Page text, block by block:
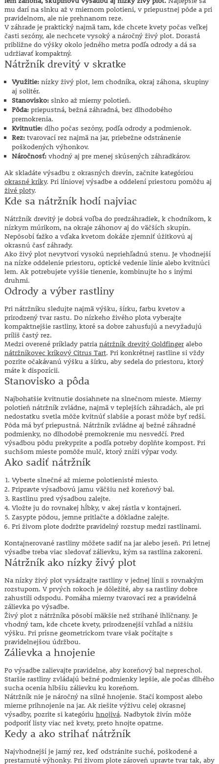
mu darí na slnku až v miernom polotieni, v priepustnej pôde a pri
pravidelnom, ale nie prehnanom reze.
V záhrade je praktický najmä tam, kde chcete kvety počas veľkej
časti sezóny, ale nechcete vysoký a náročný živý plot. Dorastá
približne do výšky okolo jedného metra podľa odrody a dá sa
udržiavať kompaktný.
Nátržník drevitý v skratke
Využitie:nízky živý plot, lem chodníka, okraj záhona, skupiny
aj solitér.
Stanovisko:slnko až mierny polotieň.
Pôda:priepustná, bežná záhradná, bez dlhodobého
premokrenia.
Kvitnutie:dlho počas sezóny, podľa odrody a podmienok.
Rez:tvarovací rez najmä na jar, priebežne odstránenie
poškodených výhonkov.
Náročnosť:vhodný aj pre menej skúsených záhradkárov.
Ak skladáte výsadbu z okrasných drevín, začnite kategóriou
okrasné kríky. Pri líniovej výsadbe a oddelení priestoru pomôžu aj
živé ploty.
Kde sa nátržník hodí najviac
Nátržník drevitý je dobrá voľba do predzáhradiek, k chodníkom, k
nízkym múrikom, na okraje záhonov aj do väčších skupín.
Nepôsobí ťažko a vďaka kvetom dokáže zjemniť úžitkovú aj
okrasnú časť záhrady.
Ako živý plot nevytvorí vysokú nepriehľadnú stenu. Je vhodnejší
na nízke oddelenie priestoru, optické vedenie línie alebo kvitnúci
lem. Ak potrebujete vyššie tienenie, kombinujte ho s inými
druhmi.
Odrody a výber rastliny
Pri nátržníku sledujte najmä výšku, šírku, farbu kvetov a
prirodzený tvar rastu. Do nízkeho živého plota vyberajte
kompaktnejšie rastliny, ktoré sa dobre zahusťujú a nevyžadujú
príliš častý rez.
Medzi overené príklady patria nátržník drevitý Goldfingeralebo
nátržníkovec kríkový Citrus Tart. Pri konkrétnej rastline si vždy
pozrite očakávanú výšku a šírku, aby sedela do priestoru, ktorý
máte k dispozícii.
Stanovisko a pôda
Najbohatšie kvitnutie dosiahnete na slnečnom mieste. Mierny
polotieň nátržník zvládne, najmä v teplejších záhradách, ale pri
nedostatku svetla môže kvitnúť slabšie a porast môže byť redší.
Pôda má byť priepustná. Nátržník zvládne aj bežné záhradné
podmienky, no dlhodobé premokrenie mu nesvedčí. Pred
výsadbou pôdu prekyprite a podľa potreby doplňte kompost. Pri
suchšom mieste pomôže mulč, ktorý zníži výpar vody.
Ako sadiť nátržník
Vyberte slnečné až mierne polotienisté miesto.
Pripravte výsadbovú jamu väčšiu než koreňový bal.
Rastlinu pred výsadbou zalejte.
Vložte ju do rovnakej hĺbky, v akej rástla v kontajneri.
Zasypte pôdou, jemne pritlačte a dôkladne zalejte.
Pri živom plote dodržte pravidelný rozstup medzi rastlinami.
Kontajnerované rastliny môžete sadiť na jar alebo jeseň. Pri letnej
výsadbe treba viac sledovať zálievku, kým sa rastlina zakorení.
Nátržník ako nízky živý plot
Na nízky živý plot vysádzajte rastliny v jednej línii s rovnakým
rozstupom. V prvých rokoch je dôležité, aby sa rastliny dobre
zahustili odspodu. Pomáha mierny tvarovací rez a pravidelná
zálievka po výsadbe.
Živý plot z nátržníka pôsobí mäkšie než strihané ihličnany. Je
vhodný tam, kde chcete kvety, prirodzenejší vzhľad a nižšiu
výšku. Pri prísne geometrickom tvare však počítajte s
pravidelnejšou údržbou.
Zálievka a hnojenie
Po výsadbe zalievajte pravidelne, aby koreňový bal nepreschol.
Staršie rastliny zvládajú bežné podmienky lepšie, ale počas dlhého
sucha ocenia hlbšiu zálievku ku koreňom.
Nátržník nie je náročný na silné hnojenie. Stačí kompost alebo
mierne prihnojenie na jar. Ak riešite výživu celej okrasnej
výsadby, pozrite si kategóriu hnojivá. Nadbytok živín môže
podporiť listy viac než kvety, preto hnojte opatrne.
Kedy a ako strihať nátržník
Najvhodnejší je jarný rez, keď odstránite suché, poškodené a
prestarnuté výhonky. Pri živom plote zároveň upravte tvar tak, aby